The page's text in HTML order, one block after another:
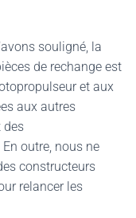
souligné, la
de rechange est
et aux
aux autres
des
outre, nous ne
constructeurs
relancer les